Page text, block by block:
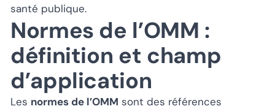
santé publique.
Normes de l’OMM :
définition et champ
d’application
Les normes de l’OMM sont des références